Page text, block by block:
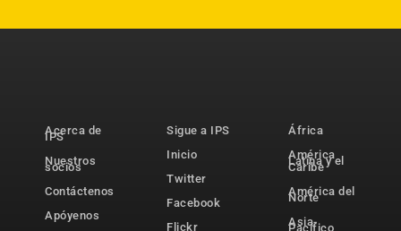
Acerca de
IPS
Nuestros
socios
Contáctenos
Apóyenos
Sigue a IPS
Inicio
Twitter
Facebook
Flickr
África
América
Latina y el
Caribe
América del
Norte
Asia-
Pacífico